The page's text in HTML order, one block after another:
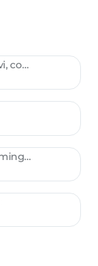
Informazioni sull'accesso alla casa (chiavi, codici, ecc.):
La babysitter può usare TV/servizi streaming/videogiochi?